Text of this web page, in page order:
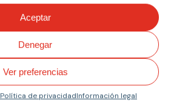
Aceptar
Denegar
Ver preferencias
Política de privacidadInformación legal